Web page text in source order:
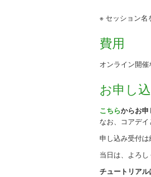
※ セッション名
費用
オンライン開催
お申し
こちらからお申
なお、コアデイ
申し込み受付は
当日は、よろし
チュートリアル